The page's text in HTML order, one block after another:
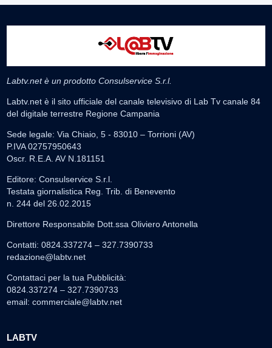
Labtv.net è un prodotto Consulservice S.r.l.
Labtv.net è il sito ufficiale del canale televisivo di Lab Tv canale 84
del digitale terrestre Regione Campania
Sede legale: Via Chiaio, 5 - 83010 – Torrioni (AV)
P.IVA 02757950643
Oscr. R.E.A. AV N.181151
Editore: Consulservice S.r.l.
Testata giornalistica Reg. Trib. di Benevento
n. 244 del 26.02.2015
Direttore Responsabile Dott.ssa Oliviero Antonella
Contatti: 0824.337274 – 327.7390733
redazione@labtv.net
Contattaci per la tua Pubblicità:
0824.337274 – 327.7390733
email: commerciale@labtv.net
LABTV